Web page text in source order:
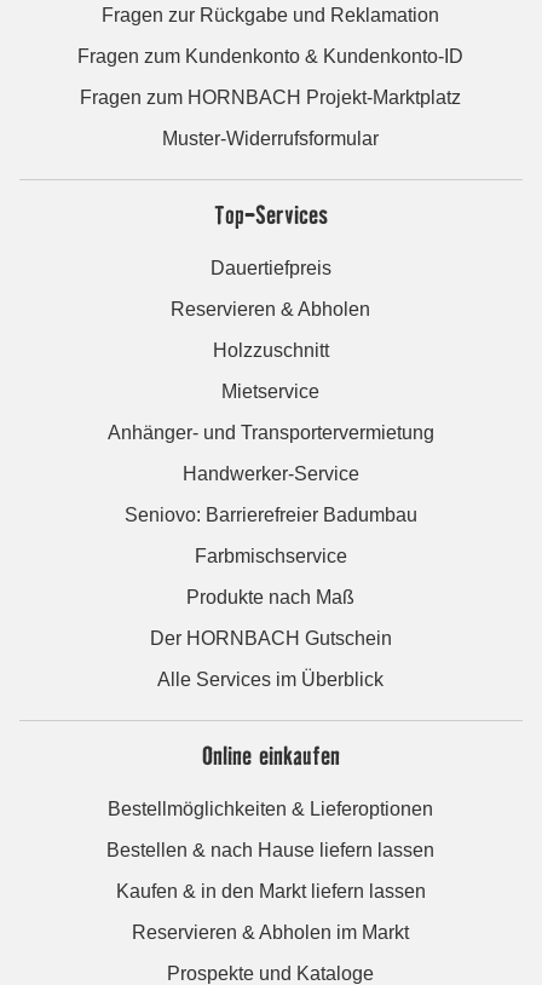
Fragen zur Rückgabe und Reklamation
Fragen zum Kundenkonto & Kundenkonto-ID
Fragen zum HORNBACH Projekt-Marktplatz
Muster-Widerrufsformular
Top-Services
Dauertiefpreis
Reservieren & Abholen
Holzzuschnitt
Mietservice
Anhänger- und Transportervermietung
Handwerker-Service
Seniovo: Barrierefreier Badumbau
Farbmischservice
Produkte nach Maß
Der HORNBACH Gutschein
Alle Services im Überblick
Online einkaufen
Bestellmöglichkeiten & Lieferoptionen
Bestellen & nach Hause liefern lassen
Kaufen & in den Markt liefern lassen
Reservieren & Abholen im Markt
Prospekte und Kataloge